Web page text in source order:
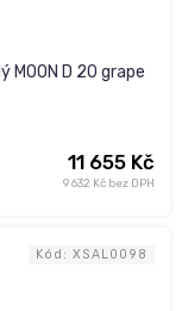
D 20 grape
9 632 Kč bez DPH
11 655 Kč
Kód: XSAL0098